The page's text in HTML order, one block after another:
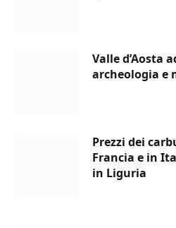
Valle d’Aosta
archeologia e
Prezzi dei
Francia e in
in Liguria